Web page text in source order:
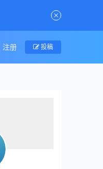
注册 投稿